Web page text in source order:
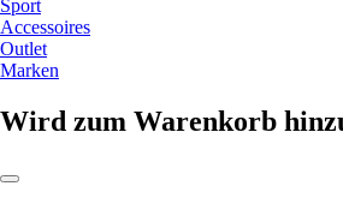
Sport
Accessoires
Outlet
Marken
Wird zum Warenkorb